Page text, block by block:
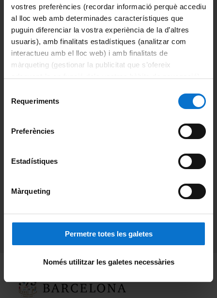
vostres preferències (recordar informació perquè accediu
al lloc web amb determinades característiques que
puguin diferenciar la vostra experiència de la d’altres
usuaris), amb finalitats estadístiques (analitzar com
interactueu amb el lloc web) i amb finalitats de
màrqueting (gestionar la publicitat que s’ofereix
consultar laPolítica de galetes del lloc web de la
Requeriments
Preferències
Estadístiques
Màrqueting
Permetre totes les galetes
Només utilitzar les galetes necessàries
Do you need more information?
We will answer your questions quickly
Contact us here